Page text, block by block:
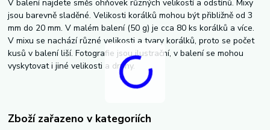
V balení najdete směs ohňovek různých velikostí a odstínů. Mixy
jsou barevně sladěné. Velikosti korálků mohou být přibližně od 3
mm do 20 mm. V malém balení (50 g) je cca 80 ks korálků a více.
V mixu se nachází různé velikosti a tvary korálků, proto se počet
kusů v balení liší. Fotografie jsou ilustrační, v balení se mohou
vyskytovat i jiné velikosti a druhy.
Zboží zařazeno v kategoriích